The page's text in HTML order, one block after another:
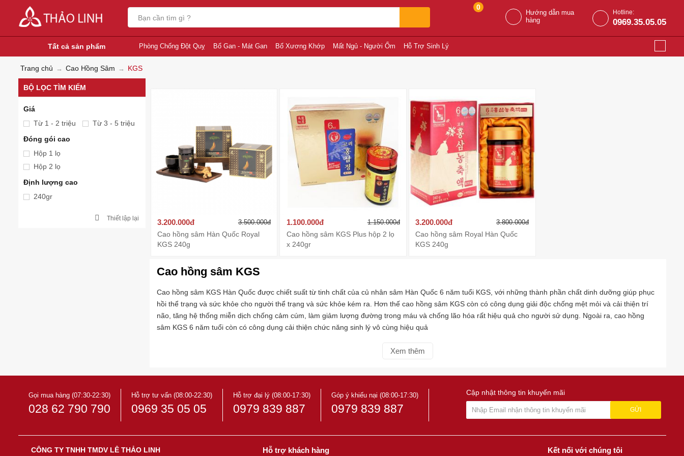
0
Hướng dẫn mua
hàng
Hotline:
0969.35.05.05
Tất cả sản phẩm Phòng Chống Đột Quỵ Bổ Gan - Mát Gan Bổ Xương Khớp Mất Ngủ - Người Ốm Hỗ Trợ Sinh Lý
Trang chủ Cao Hồng Sâm KGS
BỘ LỌC TÌM KIẾM
Giá
Từ 1 - 2 triệu
Từ 3 - 5 triệu
Đóng gói cao
Hộp 1 lọ
Hộp 2 lọ
Định lượng cao
240gr
Thiết lập lại 3.200.000đ 3.500.000đ
Cao hồng sâm Hàn Quốc Royal
KGS 240g
1.100.000đ 1.150.000đ
Cao hồng sâm KGS Plus hộp 2 lọ
x 240gr
3.200.000đ 3.800.000đ
Cao hồng sâm Royal Hàn Quốc
KGS 240g
Cao hồng sâm KGS
Cao hồng sâm KGS Hàn Quốc được chiết suất từ tinh chất của củ nhân sâm Hàn Quốc 6 năm tuổi KGS, với những thành phần chất dinh dưỡng giúp phục
hồi thể trạng và sức khỏe cho người thể trạng và sức khỏe kém ra. Hơn thế cao hồng sâm KGS còn có công dụng giải độc chống mệt mỏi và cải thiện trí
não, tăng hệ thống miễn dịch chống cảm cúm, làm giảm lượng đường trong máu và chống lão hóa rất hiệu quả cho người sử dụng. Ngoài ra, cao hồng
sâm KGS 6 năm tuổi còn có công dụng cải thiện chức năng sinh lý vô cùng hiệu quả
Xem thêm
Gọi mua hàng (07:30-22:30)
028 62 790 790
Hỗ trợ tư vấn (08:00-22:30)
0969 35 05 05
Hỗ trợ đại lý (08:00-17:30)
0979 839 887
Góp ý khiếu nại (08:00-17:30)
0979 839 887
Cập nhật thông tin khuyến mãi
GỬI
CÔNG TY TNHH TMDV LÊ THẢO LINH Hỗ trợ khách hàng Kết nối với chúng tôi